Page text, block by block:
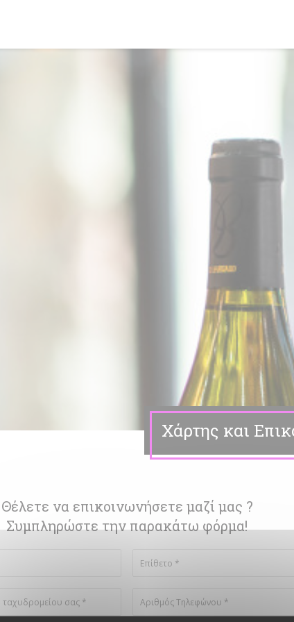
Χάρτης και
Θέλετε να επικοινωνήσετε μαζί μας ?
Συμπληρώστε την παρακάτω φόρμα!